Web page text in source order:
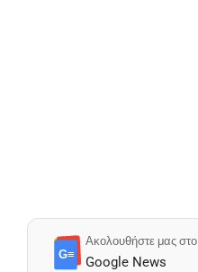
G≡
Ακολουθήστε μας στο
Google News